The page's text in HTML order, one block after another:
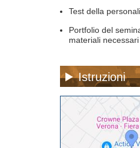
Test della
Portfolio del
materiali
Istruzioni